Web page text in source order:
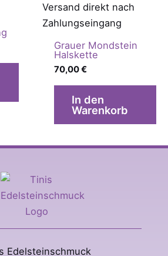
Versand direkt nach
Zahlungseingang
Grauer Mondstein
Halskette
70,00€
In den
Warenkorb
Edelsteinschmuck